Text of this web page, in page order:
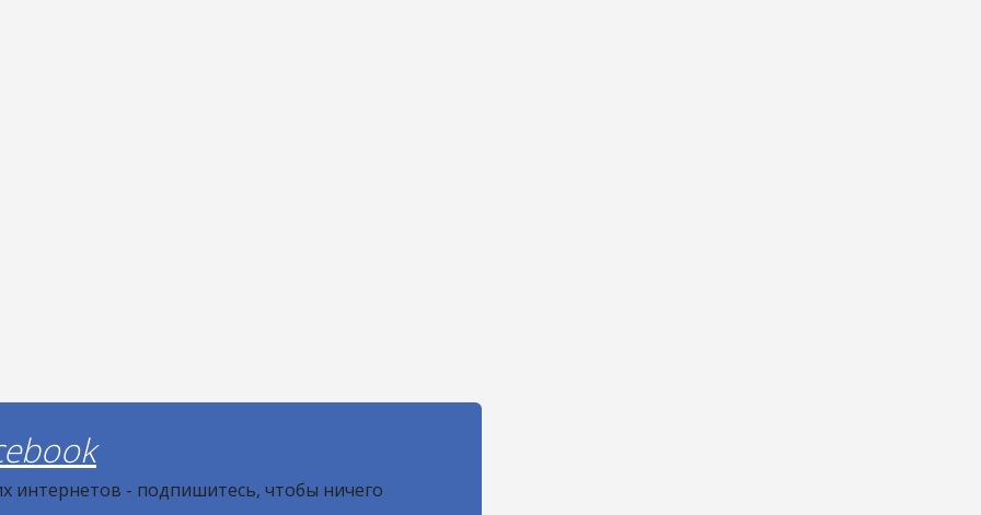
интернетов - подпишитесь, чтобы ничего